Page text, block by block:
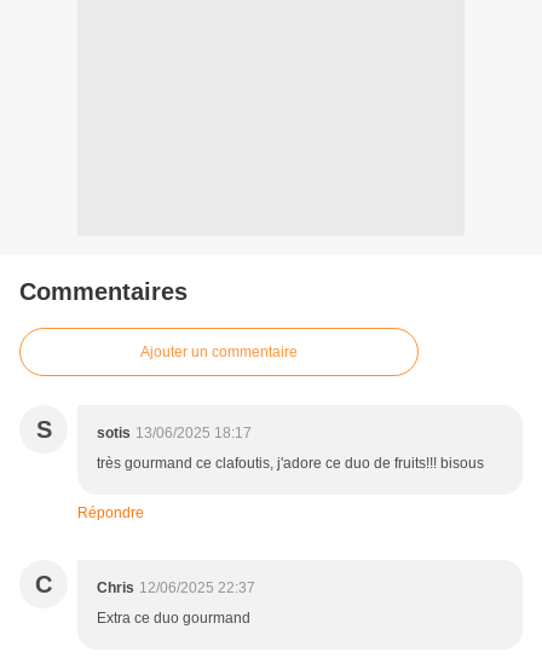
Commentaires
Ajouter un commentaire
S sotis 13/06/2025 18:17
très gourmand ce clafoutis, j'adore ce duo de fruits!!! bisous
Répondre
C Chris 12/06/2025 22:37
Extra ce duo gourmand